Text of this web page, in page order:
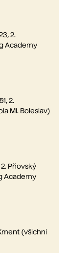
2.
Academy
2.
Ml. Boleslav)
Pňovský
Academy
(všichni